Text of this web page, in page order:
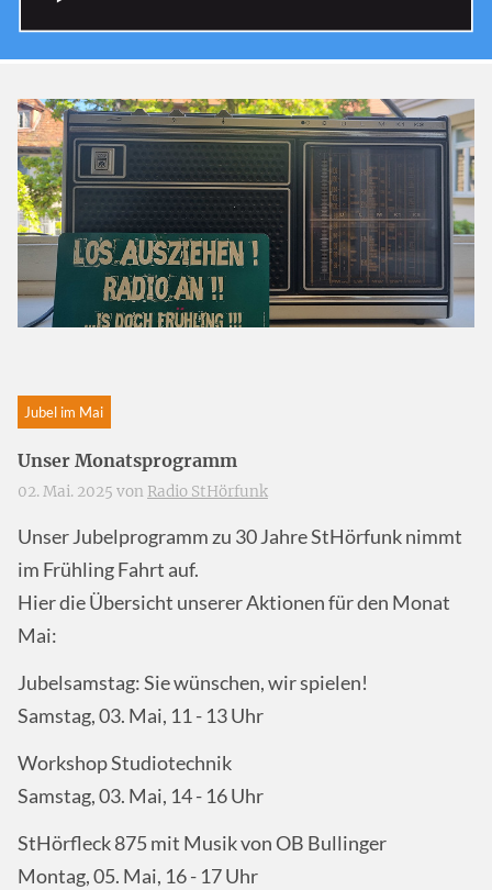
Jubel im Mai
Unser Monatsprogramm
02. Mai. 2025 von Radio StHörfunk
Unser Jubelprogramm zu 30 Jahre StHörfunk nimmt
im Frühling Fahrt auf.
Hier die Übersicht unserer Aktionen für den Monat
Mai:
Jubelsamstag: Sie wünschen, wir spielen!
Samstag, 03. Mai, 11 - 13 Uhr
Workshop Studiotechnik
Samstag, 03. Mai, 14 - 16 Uhr
StHörfleck 875 mit Musik von OB Bullinger
Montag, 05. Mai, 16 - 17 Uhr